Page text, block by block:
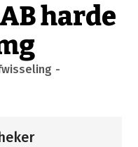
harde
-